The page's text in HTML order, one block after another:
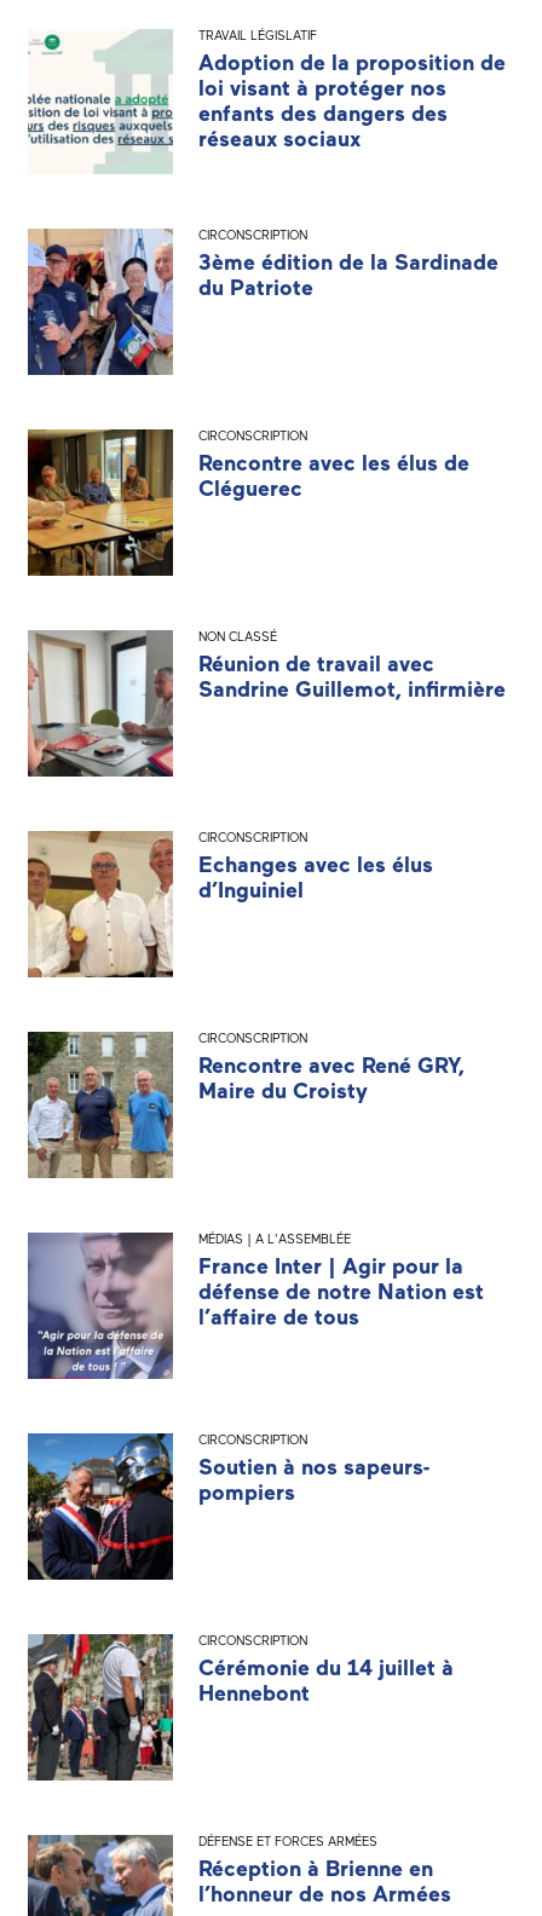
TRAVAIL LÉGISLATIF
Adoption de la proposition de
loi visant à protéger nos
enfants des dangers des
réseaux sociaux
CIRCONSCRIPTION
3ème édition de la Sardinade
du Patriote
CIRCONSCRIPTION
Rencontre avec les élus de
Cléguerec
NON CLASSÉ
Réunion de travail avec
Sandrine Guillemot, infirmière
CIRCONSCRIPTION
Echanges avec les élus
d’Inguiniel
CIRCONSCRIPTION
Rencontre avec René GRY,
Maire du Croisty
MÉDIAS | A L'ASSEMBLÉE
France Inter | Agir pour la
défense de notre Nation est
l’affaire de tous
CIRCONSCRIPTION
Soutien à nos sapeurs-
pompiers
CIRCONSCRIPTION
Cérémonie du 14 juillet à
Hennebont
DÉFENSE ET FORCES ARMÉES
Réception à Brienne en
l’honneur de nos Armées